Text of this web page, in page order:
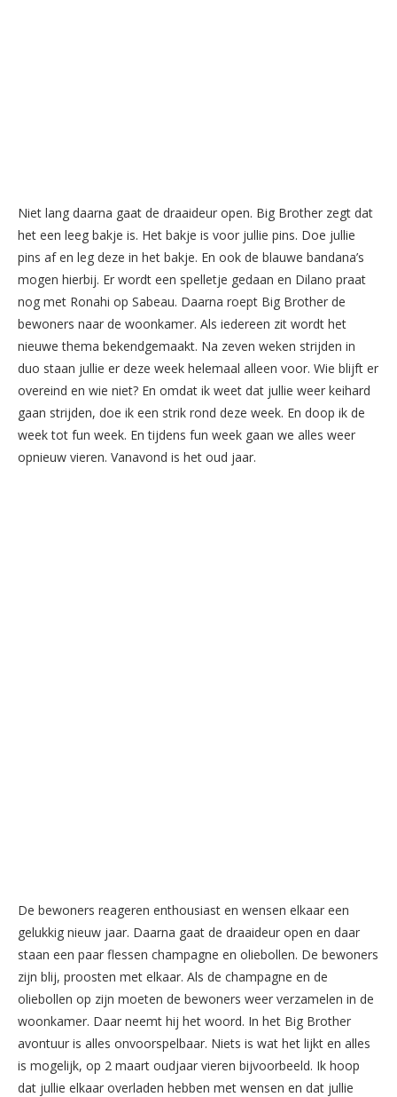
Niet lang daarna gaat de draaideur open. Big Brother zegt dat
het een leeg bakje is. Het bakje is voor jullie pins. Doe jullie
pins af en leg deze in het bakje. En ook de blauwe bandana’s
mogen hierbij. Er wordt een spelletje gedaan en Dilano praat
nog met Ronahi op Sabeau. Daarna roept Big Brother de
bewoners naar de woonkamer. Als iedereen zit wordt het
nieuwe thema bekendgemaakt. Na zeven weken strijden in
duo staan jullie er deze week helemaal alleen voor. Wie blijft er
overeind en wie niet? En omdat ik weet dat jullie weer keihard
gaan strijden, doe ik een strik rond deze week. En doop ik de
week tot fun week. En tijdens fun week gaan we alles weer
opnieuw vieren. Vanavond is het oud jaar.
De bewoners reageren enthousiast en wensen elkaar een
gelukkig nieuw jaar. Daarna gaat de draaideur open en daar
staan een paar flessen champagne en oliebollen. De bewoners
zijn blij, proosten met elkaar. Als de champagne en de
oliebollen op zijn moeten de bewoners weer verzamelen in de
woonkamer. Daar neemt hij het woord. In het Big Brother
avontuur is alles onvoorspelbaar. Niets is wat het lijkt en alles
is mogelijk, op 2 maart oudjaar vieren bijvoorbeeld. Ik hoop
dat jullie elkaar overladen hebben met wensen en dat jullie